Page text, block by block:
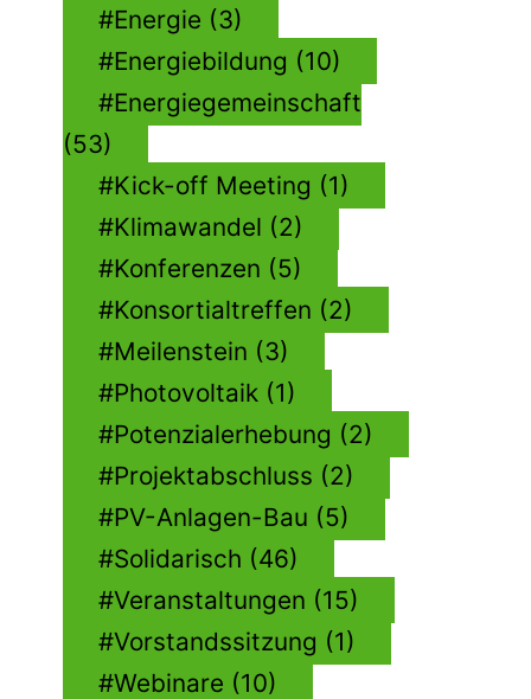
Energie (3)
Energiebildung (10)
Energiegemeinschaft
(53)
Kick-off Meeting (1)
Klimawandel (2)
Konferenzen (5)
Konsortialtreffen (2)
Meilenstein (3)
Photovoltaik (1)
Potenzialerhebung (2)
Projektabschluss (2)
PV-Anlagen-Bau (5)
Solidarisch (46)
Veranstaltungen (15)
Vorstandssitzung (1)
Webinare (10)